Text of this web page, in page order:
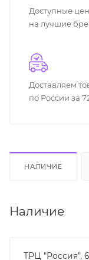
Доступные
на лучшие
Доставляем
по России за
НАЛИЧИЕ
Наличие
ТРЦ "Россия",